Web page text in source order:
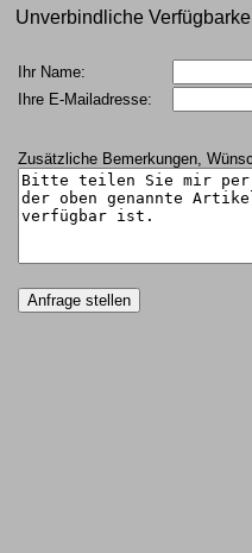
Unverbindliche
Ihr Name:
Ihre E-Mailadresse:
Zusätzliche Bemerkungen,